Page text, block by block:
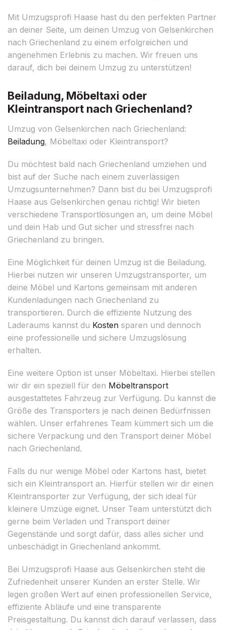
Mit Umzugsprofi Haase hast du den perfekten Partner
an deiner Seite, um deinen Umzug von Gelsenkirchen
nach Griechenland zu einem erfolgreichen und
angenehmen Erlebnis zu machen. Wir freuen uns
darauf, dich bei deinem Umzug zu unterstützen!
Beiladung, Möbeltaxi oder
Kleintransport nach Griechenland?
Umzug von Gelsenkirchen nach Griechenland:
Beiladung, Möbeltaxi oder Kleintransport?
Du möchtest bald nach Griechenland umziehen und
bist auf der Suche nach einem zuverlässigen
Umzugsunternehmen? Dann bist du bei Umzugsprofi
Haase aus Gelsenkirchen genau richtig! Wir bieten
verschiedene Transportlösungen an, um deine Möbel
und dein Hab und Gut sicher und stressfrei nach
Griechenland zu bringen.
Eine Möglichkeit für deinen Umzug ist die Beiladung.
Hierbei nutzen wir unseren Umzugstransporter, um
deine Möbel und Kartons gemeinsam mit anderen
Kundenladungen nach Griechenland zu
transportieren. Durch die effiziente Nutzung des
Laderaums kannst du Kosten sparen und dennoch
eine professionelle und sichere Umzugslösung
erhalten.
Eine weitere Option ist unser Möbeltaxi. Hierbei stellen
wir dir ein speziell für den Möbeltransport
ausgestattetes Fahrzeug zur Verfügung. Du kannst die
Größe des Transporters je nach deinen Bedürfnissen
wählen. Unser erfahrenes Team kümmert sich um die
sichere Verpackung und den Transport deiner Möbel
nach Griechenland.
Falls du nur wenige Möbel oder Kartons hast, bietet
sich ein Kleintransport an. Hierfür stellen wir dir einen
Kleintransporter zur Verfügung, der sich ideal für
kleinere Umzüge eignet. Unser Team unterstützt dich
gerne beim Verladen und Transport deiner
Gegenstände und sorgt dafür, dass alles sicher und
unbeschädigt in Griechenland ankommt.
Bei Umzugsprofi Haase aus Gelsenkirchen steht die
Zufriedenheit unserer Kunden an erster Stelle. Wir
legen großen Wert auf einen professionellen Service,
effiziente Abläufe und eine transparente
Preisgestaltung. Du kannst dich darauf verlassen, dass